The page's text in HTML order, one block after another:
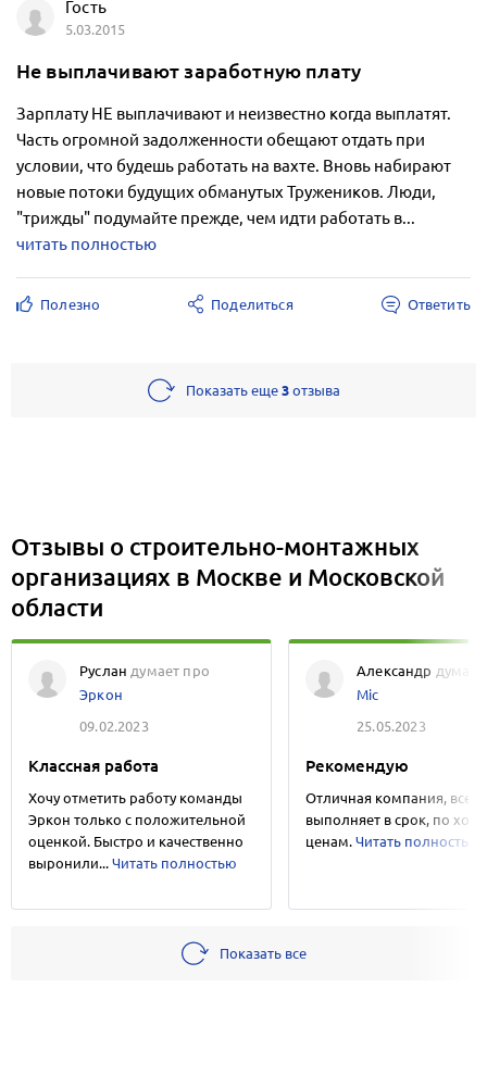
Гость
5.03.2015
Не выплачивают заработную плату
Зарплату НЕ выплачивают и неизвестно когда выплатят.
Часть огромной задолженности обещают отдать при
условии, что будешь работать на вахте. Вновь набирают
новые потоки будущих обманутых Тружеников. Люди,
"трижды" подумайте прежде, чем идти работать в...
читать полностью
Полезно Поделиться Ответить
Показать еще3отзыва
Отзывы о строительно-монтажных
организациях в Москве и Московской
области
Руслан думает про
Эркон
09.02.2023
Классная работа
Хочу отметить работу команды
Эркон только с положительной
оценкой. Быстро и качественно
выронили...Читать полностью
Александр
Mic
25.05.2023
Рекомендую
Отличная компания, все
выполняет в срок, по
ценам.Читать полностью
Показать все